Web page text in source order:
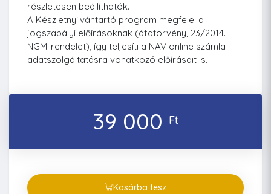
részletesen beállíthatók.
A Készletnyilvántartó program megfelel a
jogszabályi előírásoknak (áfatörvény, 23/2014.
NGM-rendelet), így teljesíti a NAV online számla
adatszolgáltatásra vonatkozó előírásait is.
39 000 Ft
Kosárba tesz